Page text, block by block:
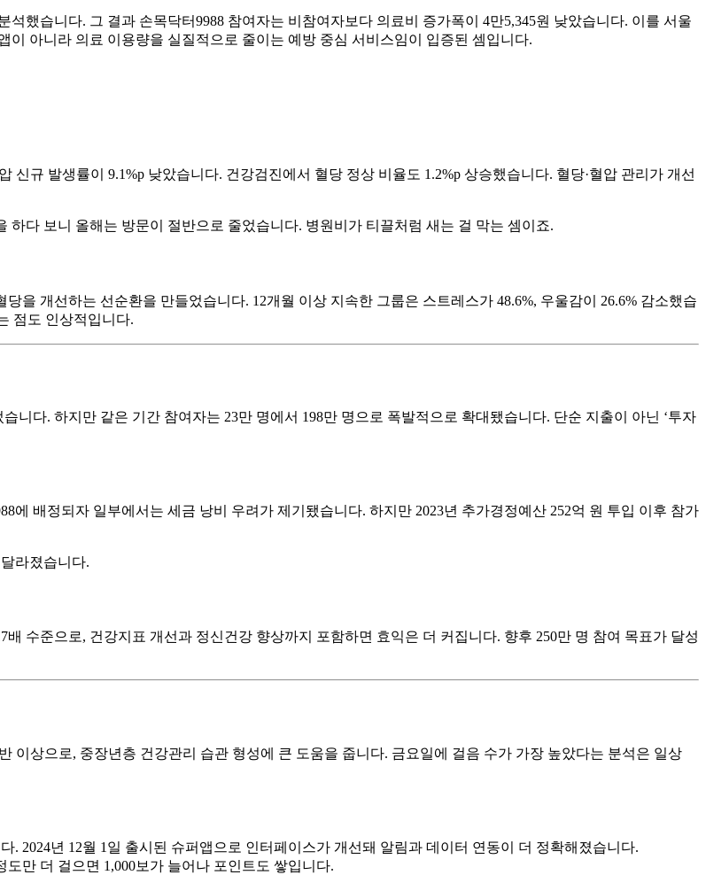
했습니다. 그 결과 손목닥터9988 참여자는 비참여자보다 의료비 증가폭이 4만5,345원 낮았습니다. 이를 서울
아니라 의료 이용량을 실질적으로 줄이는 예방 중심 서비스임이 입증된 셈입니다.
규 발생률이 9.1%p 낮았습니다. 건강검진에서 혈당 정상 비율도 1.2%p 상승했습니다. 혈당·혈압 관리가 개선
다 보니 올해는 방문이 절반으로 줄었습니다. 병원비가 티끌처럼 새는 걸 막는 셈이죠.
을 개선하는 선순환을 만들었습니다. 12개월 이상 지속한 그룹은 스트레스가 48.6%, 우울감이 26.6% 감소했습
점도 인상적입니다.
니다. 하지만 같은 기간 참여자는 23만 명에서 198만 명으로 폭발적으로 확대됐습니다. 단순 지출이 아닌 ‘투자
에 배정되자 일부에서는 세금 낭비 우려가 제기됐습니다. 하지만 2023년 추가경정예산 252억 원 투입 이후 참가
라졌습니다.
수준으로, 건강지표 개선과 정신건강 향상까지 포함하면 효익은 더 커집니다. 향후 250만 명 참여 목표가 달성
이상으로, 중장년층 건강관리 습관 형성에 큰 도움을 줍니다. 금요일에 걸음 수가 가장 높았다는 분석은 일상
2024년 12월 1일 출시된 슈퍼앱으로 인터페이스가 개선돼 알림과 데이터 연동이 더 정확해졌습니다.
만 더 걸으면 1,000보가 늘어나 포인트도 쌓입니다.